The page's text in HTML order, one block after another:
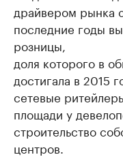
драйвером рынка
последние годы
розницы,
доля которого в
достигала в 2015
сетевые
площади у
строительство
центров.